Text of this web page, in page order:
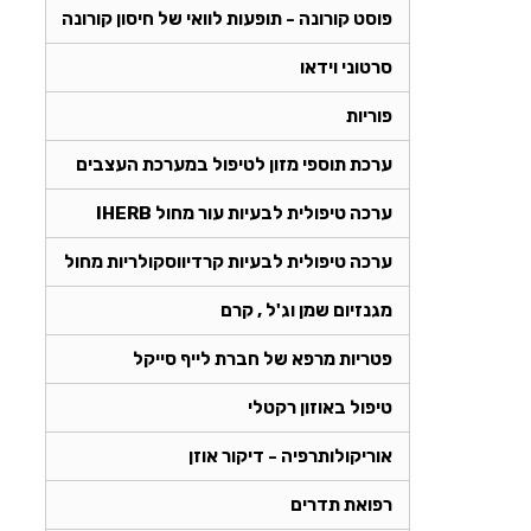
פוסט קורונה - תופעות לוואי של חיסון קורונה
סרטוני וידאו
פוריות
ערכת תוספי מזון לטיפול במערכת העצבים
ערכה טיפולית לבעיות עור מחול IHERB
ערכה טיפולית לבעיות קרדיווסקולריות מחול
מגנזיום שמן וג'ל , קרם
פטריות מרפא של חברת לייף סייקל
טיפול באוזון רקטלי
אוריקולותרפיה - דיקור אוזן
רפואת תדרים